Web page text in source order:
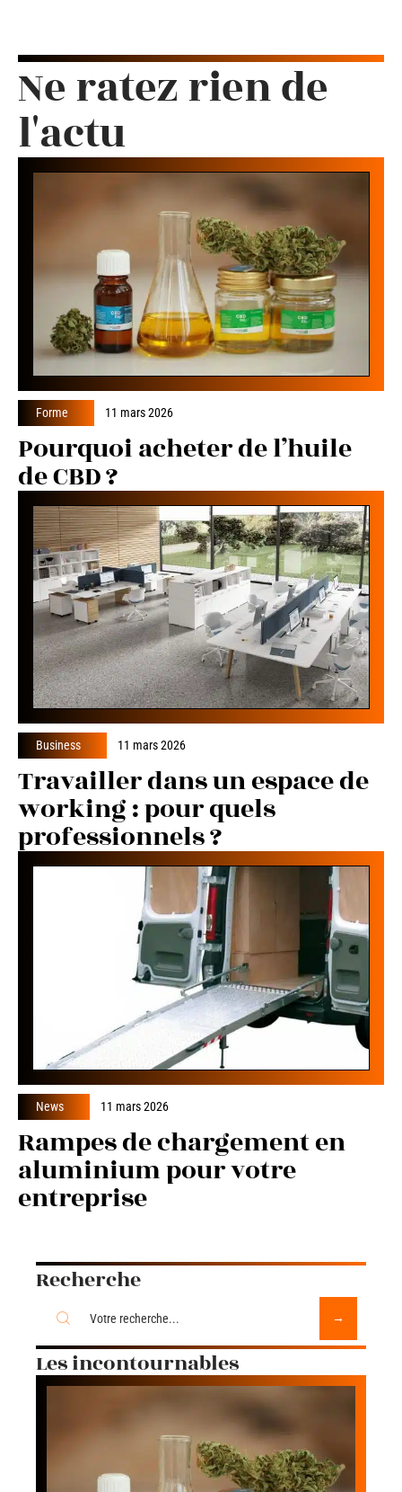
Ne ratez rien de
l'actu
Forme 11 mars 2026
Pourquoi acheter de l’huile
de CBD ?
Business 11 mars 2026
Travailler dans un espace de
working : pour quels
professionnels ?
News 11 mars 2026
Rampes de chargement en
aluminium pour votre
entreprise
Recherche
Les incontournables